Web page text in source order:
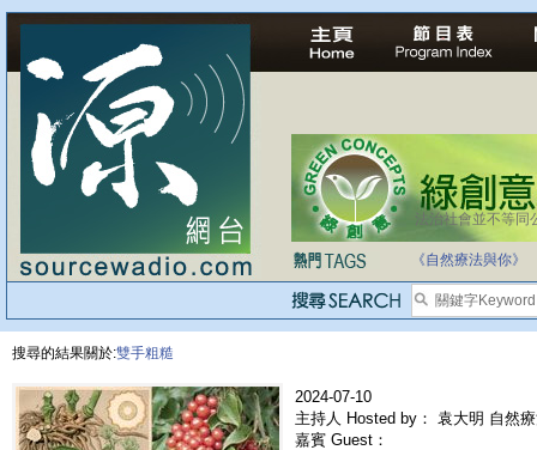
法治社會並不等同
《自然療法與你》
搜尋的結果關於:雙手粗糙
2024-07-10
主持人 Hosted by： 袁大明 自然
嘉賓 Guest：